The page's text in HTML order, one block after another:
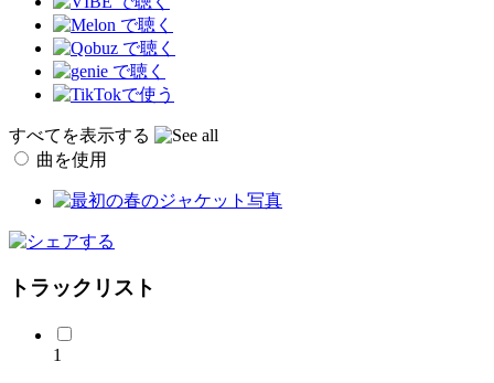
すべてを表示する
曲を使用
トラックリスト
1